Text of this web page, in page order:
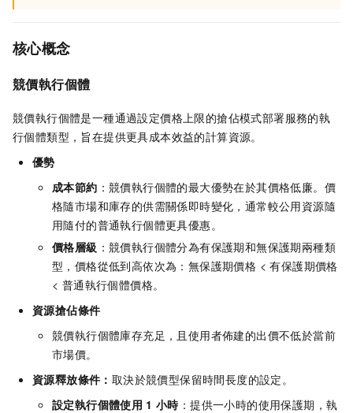
核心概念
競價執行個體
競價執行個體是一種通過設定價格上限的搶佔模式部署服務的執
行個體類型，旨在提供更具成本效益的計算資源。
優勢
成本節約 ：競價執行個體的最大優勢在於其價格低廉。價
格隨市場和庫存的供需關係即時變化，通常較公用資源隨
用隨付的普通執行個體更具優惠。
價格層級 ：競價執行個體分為有保護期和無保護期兩種類
型，價格從低到高依次為：無保護期價格 < 有保護期價格
< 普通執行個體價格。
資源搶佔條件
競價執行個體庫存充足，且使用者佈建的出價不低於當前
市場價。
資源釋放條件： 取決於競價型保留時間長度的設定。
設定執行個體使用 1 小時：提供一小時的使用保護期，執